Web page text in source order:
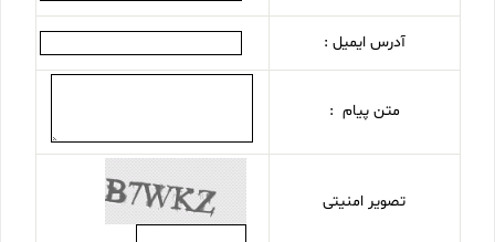
آدرس ایمیل :
متن پیام :
تصویر امنیتی